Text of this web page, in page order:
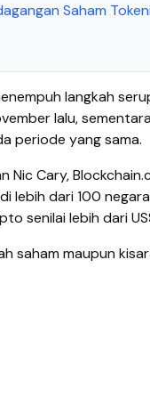
Saham
langkah
lalu,
periode yang sama.
Nic Cary,
lebih dari 100
senilai lebih dari
saham maupun